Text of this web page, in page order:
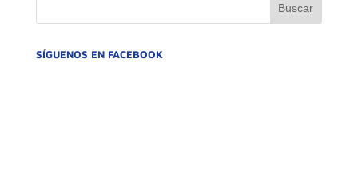
SÍGUENOS EN FACEBOOK